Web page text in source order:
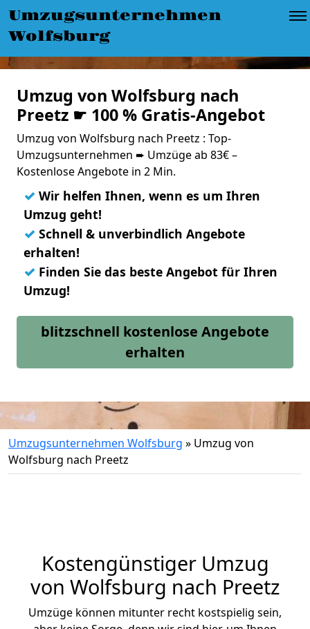
Umzugsunternehmen
Wolfsburg
Umzug von Wolfsburg nach
Preetz ☛ 100 % Gratis-Angebot
Umzug von Wolfsburg nach Preetz : Top-
Umzugsunternehmen ➨ Umzüge ab 83€ –
Kostenlose Angebote in 2 Min.
✓ Wir helfen Ihnen, wenn es um Ihren
Umzug geht!
✓ Schnell & unverbindlich Angebote
erhalten!
✓ Finden Sie das beste Angebot für Ihren
Umzug!
blitzschnell kostenlose Angebote
erhalten
Umzugsunternehmen Wolfsburg » Umzug von
Wolfsburg nach Preetz
Kostengünstiger Umzug
von Wolfsburg nach Preetz
Umzüge können mitunter recht kostspielig sein,